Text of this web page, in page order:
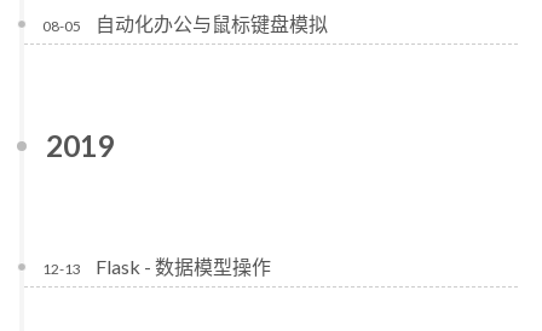
08-05 自动化办公与鼠标键盘模拟
2019
12-13 Flask - 数据模型操作